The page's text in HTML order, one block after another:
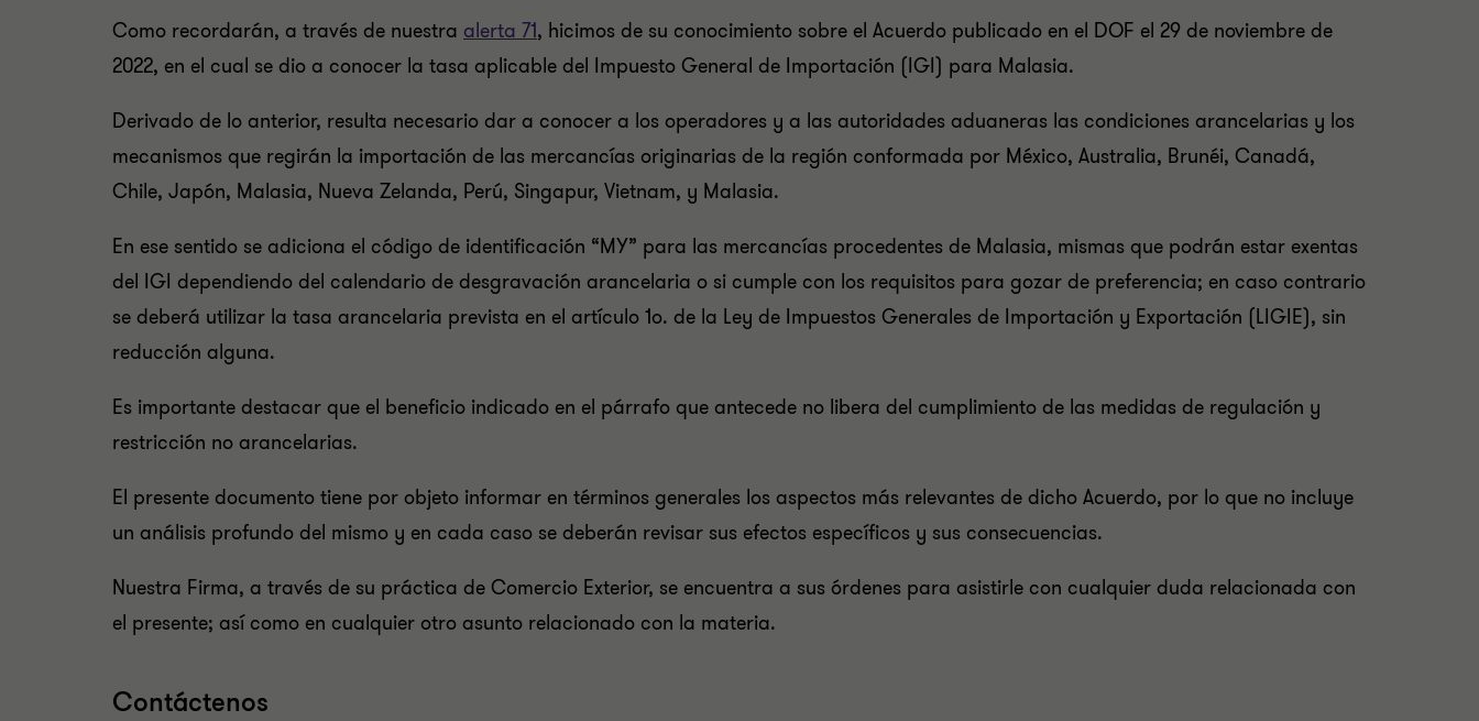
Como recordarán, a través de nuestra alerta 71, hicimos de su conocimiento sobre el Acuerdo publicado en el DOF el 29 de noviembre de
2022, en el cual se dio a conocer la tasa aplicable del Impuesto General de Importación (IGI) para Malasia.
Derivado de lo anterior, resulta necesario dar a conocer a los operadores y a las autoridades aduaneras las condiciones arancelarias y los
mecanismos que regirán la importación de las mercancías originarias de la región conformada por México, Australia, Brunéi, Canadá,
Chile, Japón, Malasia, Nueva Zelanda, Perú, Singapur, Vietnam, y Malasia.
En ese sentido se adiciona el código de identificación “MY” para las mercancías procedentes de Malasia, mismas que podrán estar exentas
del IGI dependiendo del calendario de desgravación arancelaria o si cumple con los requisitos para gozar de preferencia; en caso contrario
se deberá utilizar la tasa arancelaria prevista en el artículo 1o. de la Ley de Impuestos Generales de Importación y Exportación (LIGIE), sin
reducción alguna.
Es importante destacar que el beneficio indicado en el párrafo que antecede no libera del cumplimiento de las medidas de regulación y
restricción no arancelarias.
El presente documento tiene por objeto informar en términos generales los aspectos más relevantes de dicho Acuerdo, por lo que no incluye
un análisis profundo del mismo y en cada caso se deberán revisar sus efectos específicos y sus consecuencias.
Nuestra Firma, a través de su práctica de Comercio Exterior, se encuentra a sus órdenes para asistirle con cualquier duda relacionada con
el presente; así como en cualquier otro asunto relacionado con la materia.
Contáctenos